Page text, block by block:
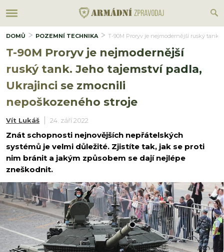
DOMŮ POZEMNÍ TECHNIKA T-90M Proryv je nejmodernější ruský tank.
T-90M Proryv je nejmodernější
ruský tank. Jeho tajemství padla,
Ukrajinci se zmocnili
nepoškozeného stroje
Vít Lukáš 24. září 2022
Znát schopnosti nejnovějších nepřátelských
systémů je velmi důležité. Zjistíte tak, jak se proti
nim bránit a jakým způsobem se dají nejlépe
zneškodnit.